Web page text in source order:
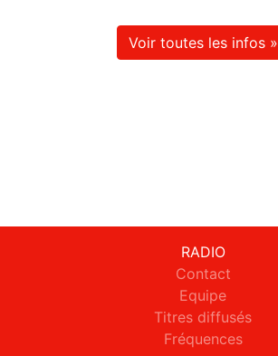
Voir toutes les infos »
RADIO
Contact
Equipe
Titres diffusés
Fréquences